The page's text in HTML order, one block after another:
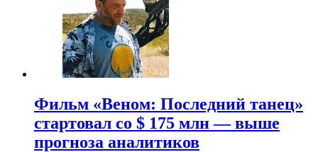
Фильм «Веном: Последний танец»
стартовал со $ 175 млн — выше
прогноза аналитиков